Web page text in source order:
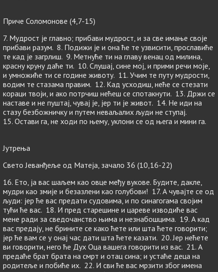
Приче Соломонове (4,7-15)
7. Мудрост је главно; прибави мудрост, и за све имање своје
прибави разум. 8. Подижи је и она ће те узвисити, прославиће
те кад је загрлиш. 9. Метнуће ти на главу венац од милина,
красну круну даће ти. 10. Слушај, сине мој, и прими речи моје,
и умножиће ти се године животу. 11. Учим те путу мудрости,
водим те стазама правим. 12. Кад усходиш, неће се стезати
кораци твоји, и ако потрчиш нећеш се спотакнути. 13. Држи се
наставе и не пуштај, чувај је, јер ти је живот. 14. Не иди на
стазу безбожничку и путем неваљалих људи не ступај.
15. Остави га, не ходи по њему, уклони се од њега и мини га.
Јутрења
Свето Јеванђеље од Матеја, зачало 36 (10,16-22)
16. Ето, ја вас шаљем као овце међу вукове. Будите, дакле,
мудри као змије и безазлени као голубови! 17. А чувајте се од
људи: јер ће вас предати судовима, и по синагогама својим
тући ће вас. 18. И пред старешине и цареве изводиће вас
мене ради за сведочанство њима и незнабошцима. 19. А кад
вас предају, не брините се како ћете или шта ћете говорити;
јер ће вам се у онај час дати шта ћете казати. 20. Јер нећете
ви говорити, него ће Дух Оца вашега говорити из вас. 21. А
предаће брат брата на смрт и отац сина; и устаће деца на
родитеље и побиће их. 22. И сви ће вас мрзити због имена